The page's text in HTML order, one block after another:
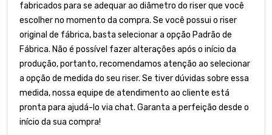
fabricados para se adequar ao diâmetro do riser que você
escolher no momento da compra. Se você possui o riser
original de fábrica, basta selecionar a opção Padrão de
Fábrica. Não é possível fazer alterações após o início da
produção, portanto, recomendamos atenção ao selecionar
a opção de medida do seu riser. Se tiver dúvidas sobre essa
medida, nossa equipe de atendimento ao cliente está
pronta para ajudá-lo via chat. Garanta a perfeição desde o
início da sua compra!